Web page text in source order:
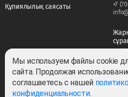
Құпиялылық саясаты
+7
Мы используем файлы cookie
сайта. Продолжая
соглашаетесь с нашей
конфиденциальности.